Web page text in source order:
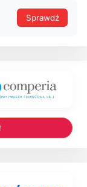
Sprawdź